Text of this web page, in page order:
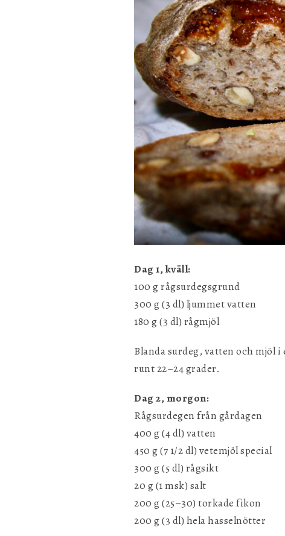
Dag 1, kväll:
100 g rågsurdegsgrund
300 g (3 dl) ljummet vatten
180 g (3 dl) rågmjöl
Blanda surdeg, vatten och mjöl
runt 22–24 grader.
Dag 2, morgon:
Rågsurdegen från gårdagen
400 g (4 dl) vatten
450 g (7 1/2 dl) vetemjöl special
300 g (5 dl) rågsikt
20 g (1 msk) salt
200 g (25–30) torkade fikon
200 g (3 dl) hela hasselnötter